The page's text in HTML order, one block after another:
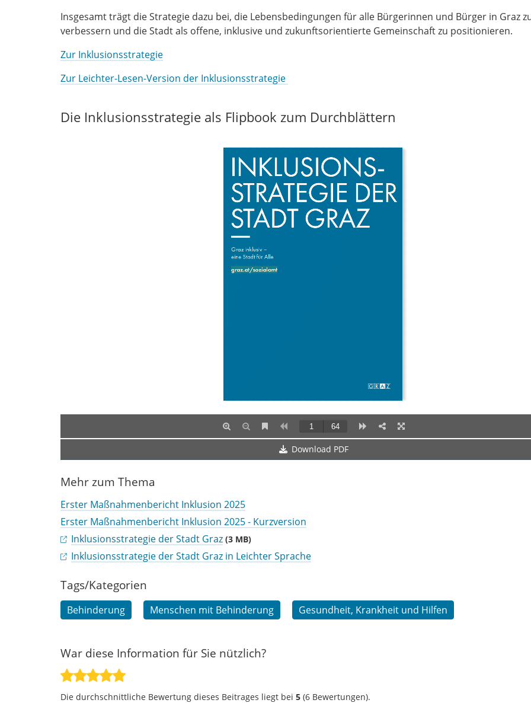
Insgesamt trägt die Strategie dazu bei, die Lebensbedingungen für alle Bürgerinnen und Bürger in Graz
verbessern und die Stadt als offene, inklusive und zukunftsorientierte Gemeinschaft zu positionieren.
Zur Inklusionsstrategie
Zur Leichter-Lesen-Version der Inklusionsstrategie
Die Inklusionsstrategie als Flipbook zum Durchblättern
Download PDF
Mehr zum Thema
Erster Maßnahmenbericht Inklusion 2025
Erster Maßnahmenbericht Inklusion 2025 - Kurzversion
Inklusionsstrategie der Stadt Graz (3 MB)
Inklusionsstrategie der Stadt Graz in Leichter Sprache
Tags/Kategorien
Behinderung Menschen mit Behinderung Gesundheit, Krankheit und Hilfen
War diese Information für Sie nützlich?
Die durchschnittliche Bewertung dieses Beitrages liegt bei 5 (6 Bewertungen).